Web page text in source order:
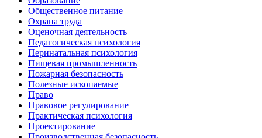
Общественное питание
Охрана труда
Оценочная деятельность
Педагогическая психология
Перинатальная психология
Пищевая промышленность
Пожарная безопасность
Полезные ископаемые
Право
Правовое регулирование
Практическая психология
Проектирование